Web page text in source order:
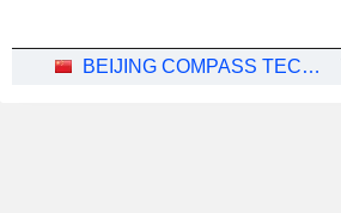
BEIJING COMPASS TECHNOLOGY DEVELOPMENT CO., LTD.